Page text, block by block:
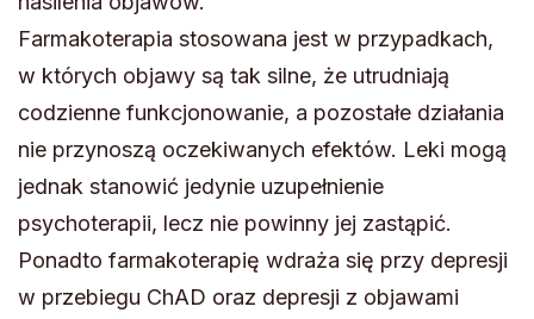
Farmakoterapia stosowana jest w przypadkach,
w których objawy są tak silne, że utrudniają
codzienne funkcjonowanie, a pozostałe działania
nie przynoszą oczekiwanych efektów. Leki mogą
jednak stanowić jedynie uzupełnienie
psychoterapii, lecz nie powinny jej zastąpić.
Ponadto farmakoterapię wdraża się przy depresji
w przebiegu ChAD oraz depresji z objawami